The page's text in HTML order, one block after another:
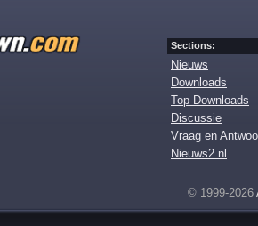
Sections:
Nieuws
Downloads
Top Downloads
Discussie
Vraag en
Nieuws2.nl
© 1999-2026